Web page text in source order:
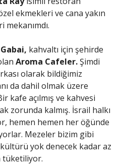
ekmekleri ve cana yakın
mekanımdı.
Gabai, kahvaltı için şehirde
Aroma Cafeler.Şimdi
olarak bildiğimiz
da dahil olmak üzere
kafe açılmış ve kahvesi
zorunda kalmış. İsrail halkı
hemen hemen her öğünde
Mezeler bizim gibi
yok denecek kadar az
tüketiliyor.